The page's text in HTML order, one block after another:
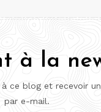
à la
ce blog et recevoir
par e-mail.